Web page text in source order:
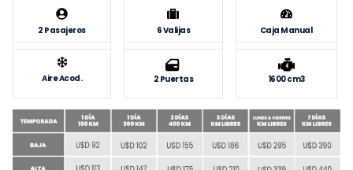
2 Pasajeros 6 Valijas Caja Manual
Aire Acod. 2 Puertas 1600 cm3